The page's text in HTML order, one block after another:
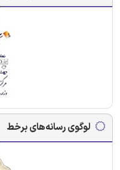
لوگوی رسانه‌های برخط